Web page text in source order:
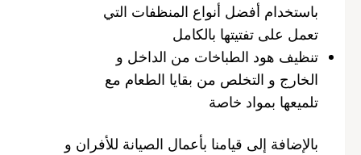
باستخدام أفضل أنواع المنظفات التي
تعمل على تفتيتها بالكامل
تنظيف هود الطباخات من الداخل و
الخارج و التخلص من بقايا الطعام مع
تلميعها بمواد خاصة
بالإضافة إلى قيامنا بأعمال الصيانة للأفران و